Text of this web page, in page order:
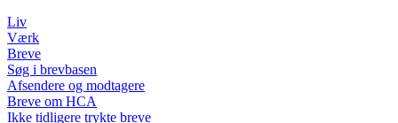
Liv
Værk
Breve
Søg i brevbasen
Afsendere og modtagere
Breve om HCA
Ikke tidligere trykte breve